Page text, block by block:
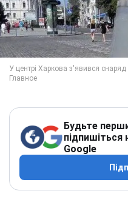
Будьте
підпишіться
Google